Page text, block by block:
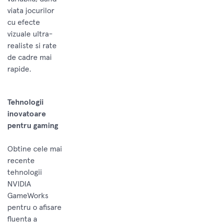
viata jocurilor
cu efecte
vizuale ultra-
realiste si rate
de cadre mai
rapide.
Tehnologii
inovatoare
pentru gaming
Obtine cele mai
recente
tehnologii
NVIDIA
GameWorks
pentru o afisare
fluenta a